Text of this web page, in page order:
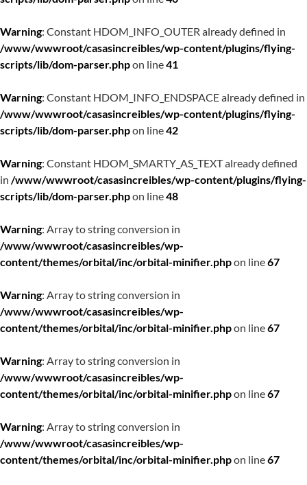
Warning: Constant HDOM_INFO_OUTER already defined in
/www/wwwroot/casasincreibles/wp-content/plugins/flying-
scripts/lib/dom-parser.phpon line41
Warning: Constant HDOM_INFO_ENDSPACE already defined in
/www/wwwroot/casasincreibles/wp-content/plugins/flying-
scripts/lib/dom-parser.phpon line42
Warning: Constant HDOM_SMARTY_AS_TEXT already defined
in /www/wwwroot/casasincreibles/wp-content/plugins/flying-
scripts/lib/dom-parser.phpon line48
Warning: Array to string conversion in
/www/wwwroot/casasincreibles/wp-
content/themes/orbital/inc/orbital-minifier.phpon line67
Warning: Array to string conversion in
/www/wwwroot/casasincreibles/wp-
content/themes/orbital/inc/orbital-minifier.phpon line67
Warning: Array to string conversion in
/www/wwwroot/casasincreibles/wp-
content/themes/orbital/inc/orbital-minifier.phpon line67
Warning: Array to string conversion in
/www/wwwroot/casasincreibles/wp-
content/themes/orbital/inc/orbital-minifier.phpon line67